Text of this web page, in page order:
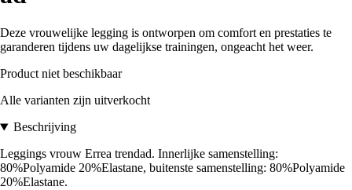
Deze vrouwelijke legging is ontworpen om comfort en prestaties te
garanderen tijdens uw dagelijkse trainingen, ongeacht het weer.
Product niet beschikbaar
Alle varianten zijn uitverkocht
Beschrijving
Leggings vrouw Errea trendad. Innerlijke samenstelling:
80%Polyamide 20%Elastane, buitenste samenstelling: 80%Polyamide
20%Elastane.